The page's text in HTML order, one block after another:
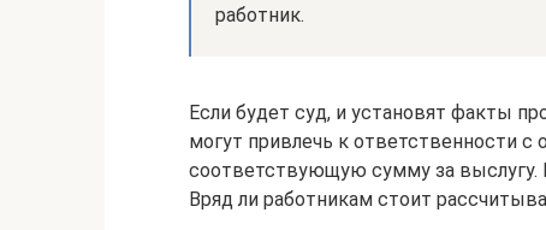
работник.
Если будет суд, и установят факты
могут привлечь к ответственности
соответствующую сумму за выслугу.
Вряд ли работникам стоит